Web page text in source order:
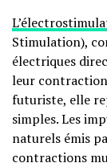
Stimulation),
électriques
leur
futuriste, elle
simples. Les
naturels émis
contractions